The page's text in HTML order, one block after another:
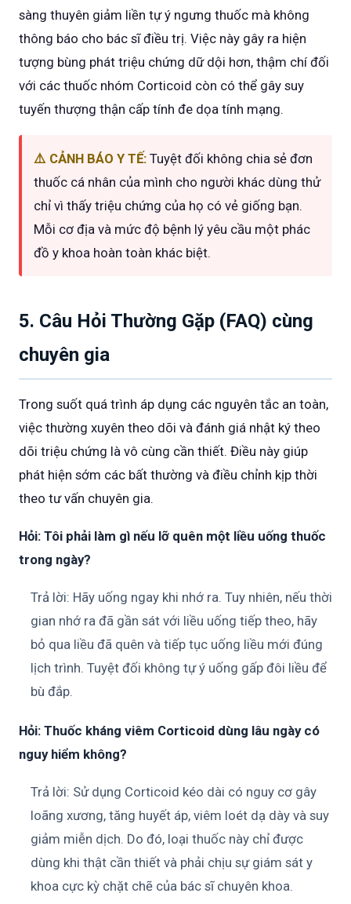
sàng thuyên giảm liền tự ý ngưng thuốc mà không
thông báo cho bác sĩ điều trị. Việc này gây ra hiện
tượng bùng phát triệu chứng dữ dội hơn, thậm chí đối
với các thuốc nhóm Corticoid còn có thể gây suy
tuyến thượng thận cấp tính đe dọa tính mạng.
⚠️ CẢNH BÁO Y TẾ: Tuyệt đối không chia sẻ đơn
thuốc cá nhân của mình cho người khác dùng thử
chỉ vì thấy triệu chứng của họ có vẻ giống bạn.
Mỗi cơ địa và mức độ bệnh lý yêu cầu một phác
đồ y khoa hoàn toàn khác biệt.
5. Câu Hỏi Thường Gặp (FAQ) cùng
chuyên gia
Trong suốt quá trình áp dụng các nguyên tắc an toàn,
việc thường xuyên theo dõi và đánh giá nhật ký theo
dõi triệu chứng là vô cùng cần thiết. Điều này giúp
phát hiện sớm các bất thường và điều chỉnh kịp thời
theo tư vấn chuyên gia.
Hỏi: Tôi phải làm gì nếu lỡ quên một liều uống thuốc
trong ngày?
Trả lời: Hãy uống ngay khi nhớ ra. Tuy nhiên, nếu thời
gian nhớ ra đã gần sát với liều uống tiếp theo, hãy
bỏ qua liều đã quên và tiếp tục uống liều mới đúng
lịch trình. Tuyệt đối không tự ý uống gấp đôi liều để
bù đắp.
Hỏi: Thuốc kháng viêm Corticoid dùng lâu ngày có
nguy hiểm không?
Trả lời: Sử dụng Corticoid kéo dài có nguy cơ gây
loãng xương, tăng huyết áp, viêm loét dạ dày và suy
giảm miễn dịch. Do đó, loại thuốc này chỉ được
dùng khi thật cần thiết và phải chịu sự giám sát y
khoa cực kỳ chặt chẽ của bác sĩ chuyên khoa.